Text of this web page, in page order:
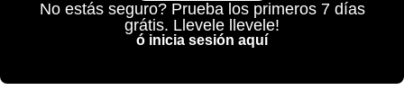
No estás seguro? Prueba los primeros 7 días
grátis. Llevele llevele!
ó inicia sesión aquí